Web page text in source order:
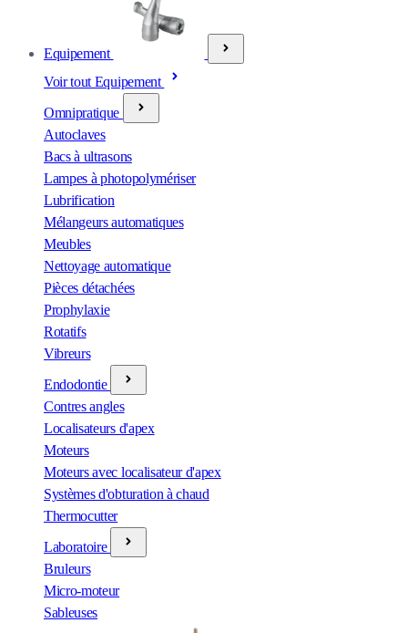
Equipement
Voir tout Equipement
Omnipratique
Autoclaves
Bacs à ultrasons
Lampes à photopolymériser
Lubrification
Mélangeurs automatiques
Meubles
Nettoyage automatique
Pièces détachées
Prophylaxie
Rotatifs
Vibreurs
Endodontie
Contres angles
Localisateurs d'apex
Moteurs
Moteurs avec localisateur d'apex
Systèmes d'obturation à chaud
Thermocutter
Laboratoire
Bruleurs
Micro-moteur
Sableuses